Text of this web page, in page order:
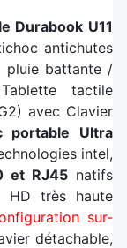
Durabook U11
antichutes
pluie battante /
tactile
avec Clavier
portable Ultra
intel,
et RJ45natifs
HD très haute
sur-
détachable,